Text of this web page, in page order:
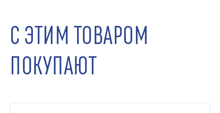
С ЭТИМ ТОВАРОМ
ПОКУПАЮТ